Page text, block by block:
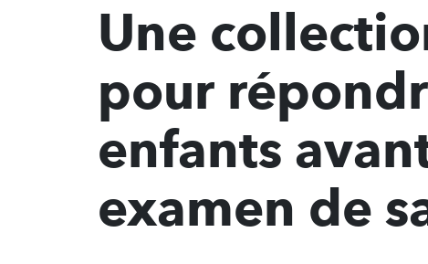
Une
pour
enfants
examen de